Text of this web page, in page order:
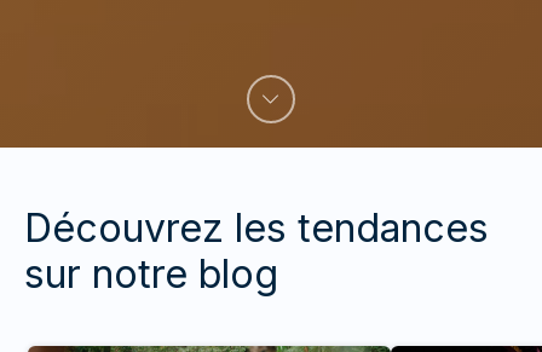
Découvrez les tendances
sur notre blog